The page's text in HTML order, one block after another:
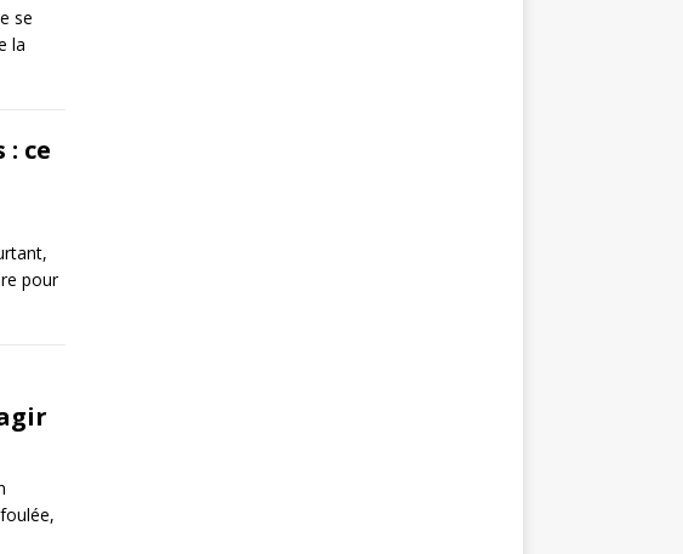
se
la
ce
pour